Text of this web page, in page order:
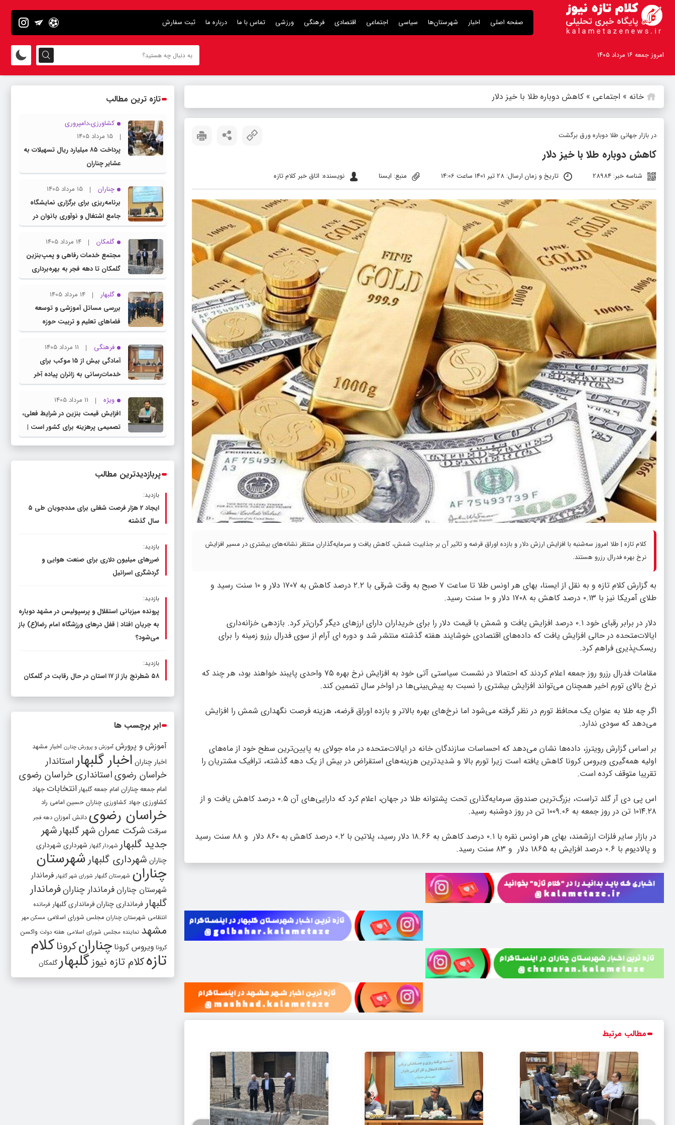
صفحه اصلی اخبار شهرستان‌ها سیاسی اجتماعی اقتصادی فرهنگی ورزشی تماس با ما درباره ما ثبت سفارش
امروز جمعه ۱۶ مرداد ۱۴۰۵
خانه » اجتماعی » کاهش دوباره طلا با خیز دلار
در بازار جهانی طلا دوباره ورق برگشت
کاهش دوباره طلا با خیز دلار
شناسه خبر: 28984 تاریخ و زمان ارسال: 28 تیر 1401 ساعت 14:06 منبع: ایسنا نویسنده: اتاق خبر کلام تازه
کلام تازه | طلا امروز سه‌شنبه با افزایش ارزش دلار و بازده اوراق قرضه و تاثیر آن بر جذابیت شمش، کاهش یافت و سرمایه‌گذاران منتظر نشانه‌های بیشتری در مسیر افزایش
نرخ بهره فدرال رزرو هستند.
به گزارش کلام تازه و به نقل از ایسنا، بهای هر اونس طلا تا ساعت ۷ صبح به وقت شرقی با ۲.۲ درصد کاهش به ۱۷۰۷ دلار و ۱۰ سنت رسید و
طلای آمریکا نیز با ۰.۱۳ درصد کاهش به ۱۷۰۸ دلار و ۱۰ سنت رسید.
دلار در برابر رقبای خود ۰.۱ درصد افزایش یافت و شمش با قیمت دلار را برای خریداران دارای ارزهای دیگر گران‌تر کرد. بازدهی خزانه‌داری
ایالات‌متحده در حالی افزایش یافت که داده‌های اقتصادی خوشایند هفته گذشته منتشر شد و دوره ای آرام از سوی فدرال رزرو زمینه را برای
ریسک‌پذیری فراهم کرد.
مقامات فدرال رزرو روز جمعه اعلام کردند که احتمالا در نشست سیاستی آتی خود به افزایش نرخ بهره ۷۵ واحدی پایبند خواهند بود، هر چند که
نرخ بالای تورم اخیر همچنان می‌تواند افزایش بیشتری را نسبت به پیش‌بینی‌ها در اواخر سال تضمین کند.
اگر چه طلا به عنوان یک محافظ تورم در نظر گرفته می‌شود اما نرخ‌های بهره بالاتر و بازده اوراق قرضه، هزینه فرصت نگهداری شمش را افزایش
می‌دهد که سودی ندارد.
بر اساس گزارش رویترز، داده‌ها نشان می‌دهد که احساسات سازندگان خانه در ایالات‌متحده در ماه جولای به پایین‌ترین سطح خود از ماه‌های
اولیه همه‌گیری ویروس کرونا کاهش یافته است زیرا تورم بالا و شدیدترین هزینه‌های استقراض در بیش از یک دهه گذشته، ترافیک مشتریان را
تقریبا متوقف کرده است.
اس پی دی آر گلد تراست، بزرگ‌ترین صندوق سرمایه‌گذاری تحت پشتوانه طلا در جهان، اعلام کرد که دارایی‌های آن ۰.۵ درصد کاهش یافت و از
۱۰۱۴.۲۸ تن در روز جمعه به ۱۰۰۹.۰۶ تن در روز دوشنبه رسید.
در بازار سایر فلزات ارزشمند، بهای هر اونس نقره با ۰.۱ درصد کاهش به ۱۸.۶۶ دلار رسید، پلاتین با ۰.۲ درصد کاهش به ۸۶۰ دلار و ۸۸ سنت رسید
و پالادیوم با ۰.۶ درصد افزایش به ۱۸۶۵ دلار و ۸۳ سنت رسید.
مطالب مرتبط
تازه ترین مطالب
کشاورزی،دامپروری
15 مرداد 1405
پرداخت ۸۵ میلیارد ریال تسهیلات به
عشایر چناران
چناران
15 مرداد 1405
برنامه‌ریزی برای برگزاری نمایشگاه
جامع اشتغال و نوآوری بانوان در
چناران
گلمکان
14 مرداد 1405
مجتمع خدمات رفاهی و پمپ‌بنزین
گلمکان تا دهه فجر به بهره‌برداری
می‌رسد
گلبهار
14 مرداد 1405
بررسی مسائل آموزشی و توسعه
فضاهای تعلیم و تربیت حوزه
انتخابیه در نشست مشترک عضو
کمیسیون آموزش مجلس با مدیرکل
آموزش و پرورش خراسان رضوی
فرهنگی
11 مرداد 1405
آمادگی بیش از ۱۵ موکب برای
خدمات‌رسانی به زائران پیاده آخر
صفر در شهرستان چناران
ویژه
11 مرداد 1405
افزایش قیمت بنزین در شرایط فعلی،
تصمیمی پرهزینه برای کشور است |
دولت، قاچاق سوخت و عوامل اصلی
پربازدیدترین مطالب
بازدید:
ایجاد 2 هزار فرصت شغلی برای مددجویان طی ۵
سال گذشته
بازدید:
ضررهای میلیون دلاری برای صنعت هوایی و
گردشگری اسرائیل
بازدید:
پرونده میزبانی استقلال و پرسپولیس در مشهد دوباره
به جریان افتاد | قفل در‌های ورزشگاه امام رضا(ع) باز
می‌شود؟
بازدید:
۵۸ شطرنج‌ باز از ۱۷ استان در حال رقابت در گلمکان
ابر برچسب ها
آموزش و پرورش آموزش و پرورش چنارن اخبار مشهد
اخبار چناران اخبار گلبهار استاندار
خراسان رضویاستانداری خراسان رضوی
امام جمعه چناران امام جمعه گلبهار انتخابات جهاد
کشاورزی جهاد کشاورزی چناران حسین امامی راد
خراسان رضوی دانش آموزان دهه فجر
سرقت شرکت عمران شهر گلبهارشهر
جدید گلبهار شهردار گلبهار شهرداری شهرداری
چناران شهرداری گلبهار شهرستان
چناران شهرستان گلبهار شورای شهر گلبهار فرماندار
شهرستان چناران فرماندار چنارانفرماندار
گلبهار فرمانداری چنارانفرمانداری گلبهار فرمانده
انتظامی شهرستان چناران مجلس شورای اسلامی مسکن مهر
مشهد نماینده مجلس شورای اسلامی هفته دولت واکسن
کرونا ویروس کرونا چنارانکروناکلام
تازهکلام تازه نیوزگلبهارگلمکان